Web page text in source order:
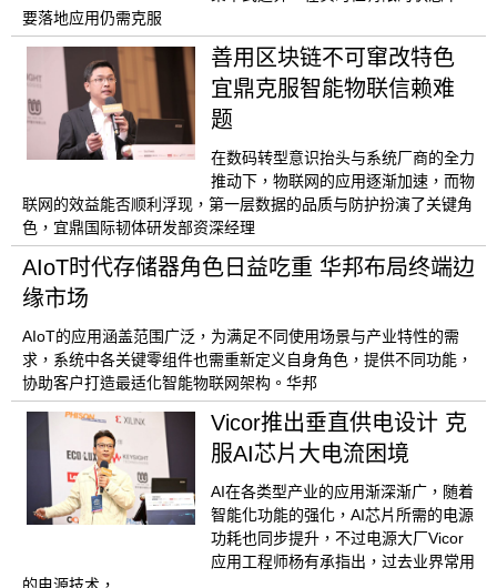
要落地应用仍需克服
善用区块链不可窜改特色
宜鼎克服智能物联信赖难
题
在数码转型意识抬头与系统厂商的全力
推动下，物联网的应用逐渐加速，而物
联网的效益能否顺利浮现，第一层数据的品质与防护扮演了关键角
色，宜鼎国际韧体研发部资深经理
AIoT时代存储器角色日益吃重 华邦布局终端边
缘市场
AIoT的应用涵盖范围广泛，为满足不同使用场景与产业特性的需
求，系统中各关键零组件也需重新定义自身角色，提供不同功能，
协助客户打造最适化智能物联网架构。华邦
Vicor推出垂直供电设计 克
服AI芯片大电流困境
AI在各类型产业的应用渐深渐广，随着
智能化功能的强化，AI芯片所需的电源
功耗也同步提升，不过电源大厂Vicor
应用工程师杨有承指出，过去业界常用